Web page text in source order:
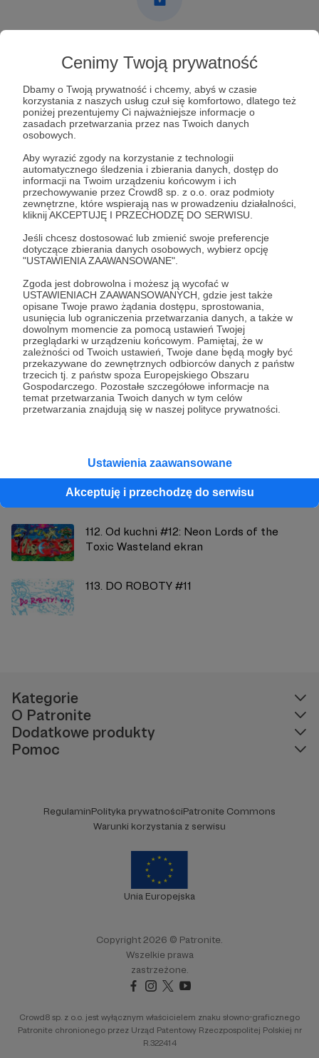
Cenimy Twoją prywatność
Dbamy o Twoją prywatność i chcemy, abyś w czasie
korzystania z naszych usług czuł się komfortowo, dlatego też
poniżej prezentujemy Ci najważniejsze informacje o
zasadach przetwarzania przez nas Twoich danych
osobowych.
Aby wyrazić zgody na korzystanie z technologii
automatycznego śledzenia i zbierania danych, dostęp do
informacji na Twoim urządzeniu końcowym i ich
przechowywanie przez Crowd8 sp. z o.o. oraz podmioty
zewnętrzne, które wspierają nas w prowadzeniu działalności,
kliknij AKCEPTUJĘ I PRZECHODZĘ DO SERWISU.
Jeśli chcesz dostosować lub zmienić swoje preferencje
dotyczące zbierania danych osobowych, wybierz opcję
"USTAWIENIA ZAAWANSOWANE".
Zgoda jest dobrowolna i możesz ją wycofać w
USTAWIENIACH ZAAWANSOWANYCH, gdzie jest także
opisane Twoje prawo żądania dostępu, sprostowania,
usunięcia lub ograniczenia przetwarzania danych, a także w
dowolnym momencie za pomocą ustawień Twojej
przeglądarki w urządzeniu końcowym. Pamiętaj, że w
zależności od Twoich ustawień, Twoje dane będą mogły być
przekazywane do zewnętrznych odbiorców danych z państw
trzecich tj. z państw spoza Europejskiego Obszaru
Gospodarczego. Pozostałe szczegółowe informacje na
temat przetwarzania Twoich danych w tym celów
przetwarzania znajdują się w naszej polityce prywatności.
Ustawienia zaawansowane
Akceptuję i przechodzę do serwisu
Aby zobaczyć ten materiał musisz być zalogowany
Zostań Patronem
rpg tunnel goons zbiry kowalczuk nate treme
Udostępnij
Łukasz Kowalczuk
Zobacz profil autora
108. Dobro #31: Only Wrestling is Real
Expanded
112. Od kuchni #12: Neon Lords of the
Toxic Wasteland ekran
113. DO ROBOTY #11
Kategorie
O Patronite
Dodatkowe produkty
Pomoc
RegulaminPolityka prywatnościPatronite Commons
Warunki korzystania z serwisu
Unia Europejska
Copyright 2026 © Patronite.
Wszelkie prawa
zastrzeżone.
Crowd8 sp. z o.o. jest wyłącznym właścicielem znaku słowno-graficznego
Patronite chronionego przez Urząd Patentowy Rzeczpospolitej Polskiej nr
R.322414